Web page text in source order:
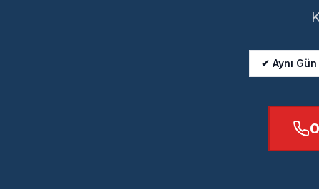
✔ Aynı